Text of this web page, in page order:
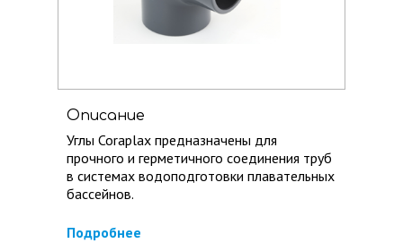
Описание
Углы Coraplax предназначены для
прочного и герметичного соединения труб
в системах водоподготовки плавательных
бассейнов.
Подробнее